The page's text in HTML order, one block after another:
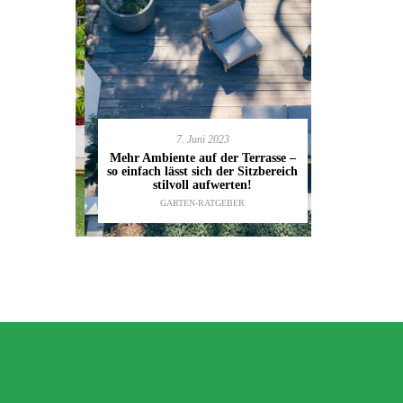
7. Juni 2023
Mehr Ambiente auf der Terrasse –
so einfach lässt sich der Sitzbereich
stilvoll aufwerten!
GARTEN-RATGEBER